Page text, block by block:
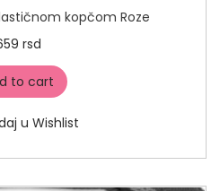
kopčom Roze
rsd
to cart
u Wishlist